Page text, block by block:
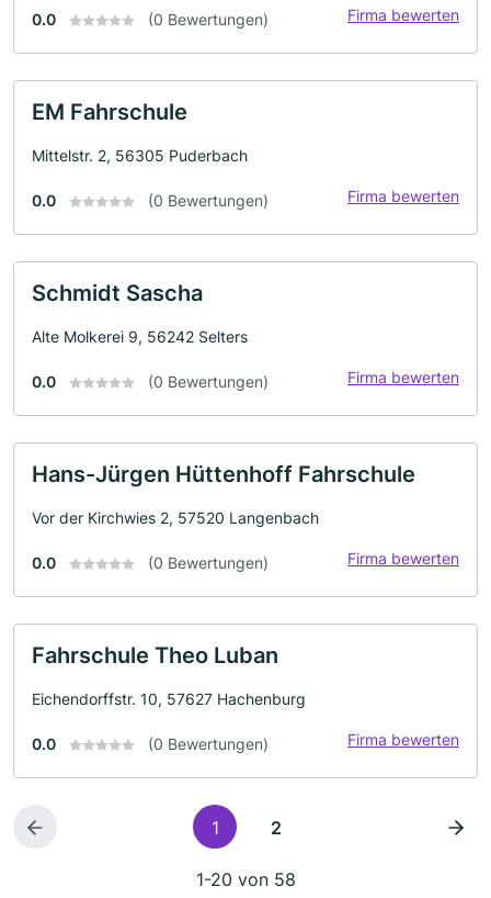
0.0 (0 Bewertungen) Firma bewerten
EM Fahrschule
Mittelstr. 2, 56305 Puderbach
0.0 (0 Bewertungen) Firma bewerten
Schmidt Sascha
Alte Molkerei 9, 56242 Selters
0.0 (0 Bewertungen) Firma bewerten
Hans-Jürgen Hüttenhoff Fahrschule
Vor der Kirchwies 2, 57520 Langenbach
0.0 (0 Bewertungen) Firma bewerten
Fahrschule Theo Luban
Eichendorffstr. 10, 57627 Hachenburg
0.0 (0 Bewertungen) Firma bewerten
1 2
1-20 von 58